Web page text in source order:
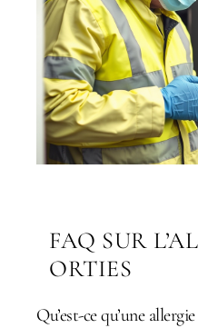
FAQ SUR
ORTIES
Qu’est-ce qu’une allergie